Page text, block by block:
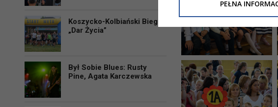
Koszycko-Kolbiański Bieg
„Dar Życia”
Był Sobie Blues: Rusty
Pine, Agata Karczewska
Niniejsza informacja nie
PEŁNA